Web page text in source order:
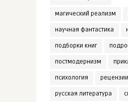
магический реализм
научная фантастика
подборки книг
постмодернизм
психология рецензии
русская литература